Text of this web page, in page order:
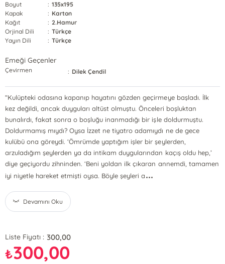
Boyut
: 135x195
Kapak
: Karton
Kağıt
: 2.Hamur
Orjinal Dili
: Türkçe
Yayın Dili
: Türkçe
Emeği Geçenler
Çevirmen : Dilek Çendil
“Kulüpteki odasına kapanıp hayatını gözden geçirmeye başladı. İlk
kez değildi, ancak duyguları altüst olmuştu. Önceleri boşluktan
bunalırdı, fakat sonra o boşluğu inanmadığı bir işle doldurmuştu.
Doldurmamış mıydı? Oysa İzzet ne tiyatro adamıydı ne de gece
kulübü ona göreydi. ‘Ömrümde yaptığım işler bir şeylerden,
arzuladığım şeylerden ya da intikam duygularından kaçış oldu hep,’
diye geçiyordu zihninden. ‘Beni yoldan ilk çıkaran annemdi, tamamen
iyi niyetle hareket etmişti oysa. Böyle şeyleri a...
Devamını Oku
Liste Fiyatı : 300,00
₺300,00